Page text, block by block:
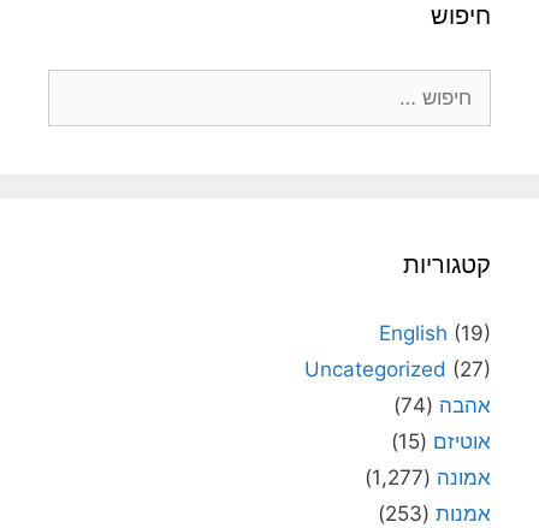
חיפוש
קטגוריות
English (19)
Uncategorized (27)
אהבה (74)
אוטיזם (15)
אמונה (1,277)
אמנות (253)